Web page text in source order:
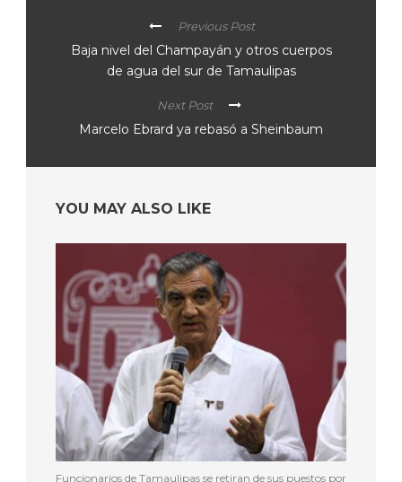
Previous Post
Baja nivel del Champayán y otros cuerpos
de agua del sur de Tamaulipas
Next Post
Marcelo Ebrard ya rebasó a Sheinbaum
YOU MAY ALSO LIKE
Funcionarios de Tamaulipas se retiran de sus puestos por